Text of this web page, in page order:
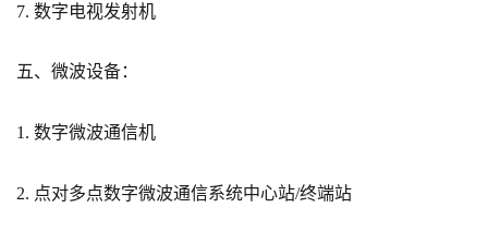
7. 数字电视发射机
五、微波设备：
1. 数字微波通信机
2. 点对多点数字微波通信系统中心站/终端站